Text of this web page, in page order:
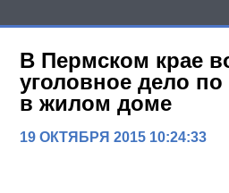
В Пермском крае
уголовное дело
в жилом доме
19 ОКТЯБРЯ 2015 10:24:33